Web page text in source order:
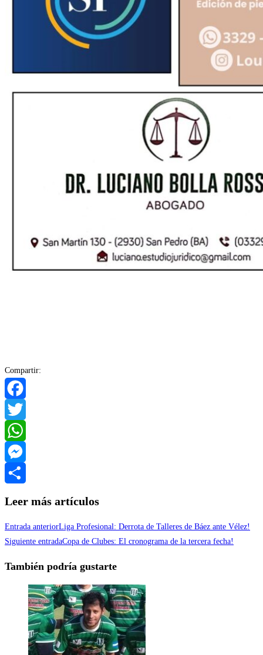
Compartir:
Facebook
Twitter
WhatsApp
Messenger
Leer más artículos
Entrada anteriorLiga Profesional: Derrota de Talleres de Báez ante Vélez!
Siguiente entradaCopa de Clubes: El cronograma de la tercera fecha!
También podría gustarte